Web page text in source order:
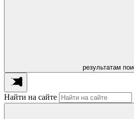
результатам
Найти на сайте